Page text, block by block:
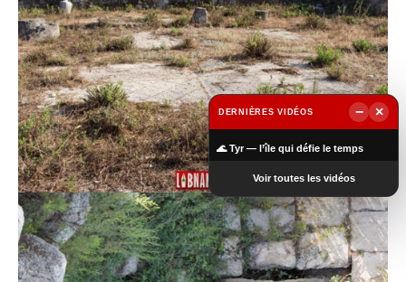
DERNIÈRES VIDÉOS −
×
🌊 Tyr — l’île qui défie le temps
Voir toutes les vidéos